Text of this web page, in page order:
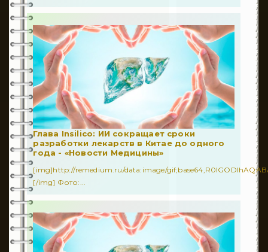
Глава Insilico: ИИ сокращает сроки
разработки лекарств в Китае до одного
года - «Новости Медицины»
[img]http://remedium.ru/dаta:image/
[/img] Фото:...